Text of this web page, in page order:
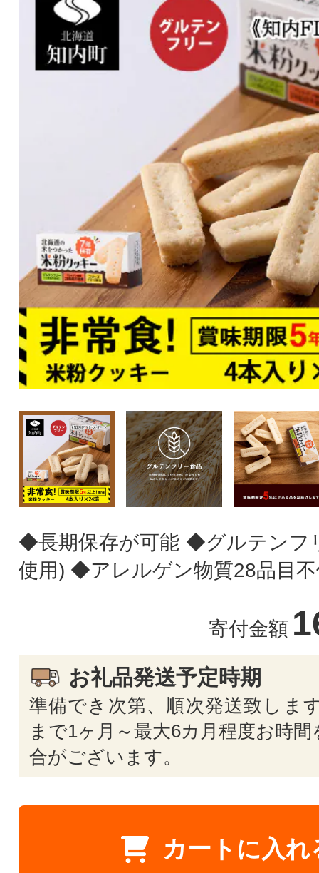
◆長期保存が可能 ◆グルテンフ
使用) ◆アレルゲン物質28品目
寄付金額
お礼品発送予定時期
準備でき次第、順次発送致しま
まで1ヶ月～最大6カ月程度お時
合がございます。
カートに入れ